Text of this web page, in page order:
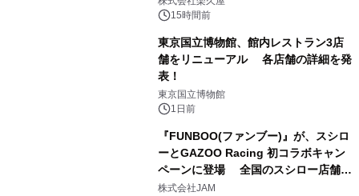
15時間前
東京国立博物館、館内レストラン3店
舗をリニューアル 各店舗の詳細を発
表！
東京国立博物館
1日前
『FUNBOO(ファンブー)』が、スシロ
ーとGAZOO Racing 初コラボキャン
ペーンに登場 全国のスシロー店舗で
GR 4車種の FUNBOO(ミニカー)付き
株式会社JAM